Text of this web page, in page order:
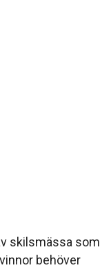
skilsmässa som
behöver